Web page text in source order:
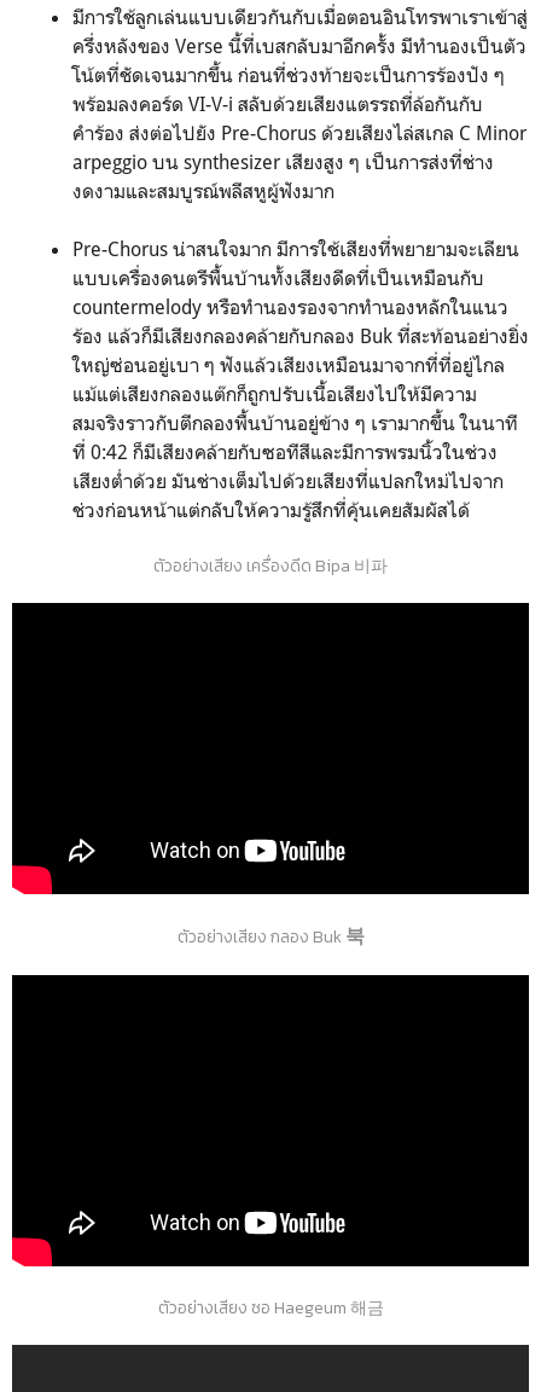
มีการใช้ลูกเล่นแบบเดียวกันกับเมื่อตอนอินโทรพาเราเข้าสู่
ครึ่งหลังของ Verse นี้ที่เบสกลับมาอีกครั้ง มีทำนองเป็นตัว
โน้ตที่ชัดเจนมากขึ้น ก่อนที่ช่วงท้ายจะเป็นการร้องปัง ๆ
พร้อมลงคอร์ด VI-V-i สลับด้วยเสียงแตรรถที่ล้อกันกับ
คำร้อง ส่งต่อไปยัง Pre-Chorus ด้วยเสียงไล่สเกล C Minor
arpeggio บน synthesizer เสียงสูง ๆ เป็นการส่งที่ช่าง
งดงามและสมบูรณ์พลีสหูผู้ฟังมาก
Pre-Chorus น่าสนใจมาก มีการใช้เสียงที่พยายามจะเลียน
แบบเครื่องดนตรีพื้นบ้านทั้งเสียงดีดที่เป็นเหมือนกับ
countermelody หรือทำนองรองจากทำนองหลักในแนว
ร้อง แล้วก็มีเสียงกลองคล้ายกับกลอง Buk ที่สะท้อนอย่างยิ่ง
ใหญ่ซ่อนอยู่เบา ๆ ฟังแล้วเสียงเหมือนมาจากที่ที่อยู่ไกล
แม้แต่เสียงกลองแต๊กก็ถูกปรับเนื้อเสียงไปให้มีความ
สมจริงราวกับตีกลองพื้นบ้านอยู่ข้าง ๆ เรามากขึ้น ในนาที
ที่ 0:42 ก็มีเสียงคล้ายกับซอทีสีและมีการพรมนิ้วในช่วง
เสียงต่ำด้วย มันช่างเต็มไปด้วยเสียงที่แปลกใหม่ไปจาก
ช่วงก่อนหน้าแต่กลับให้ความรู้สึกที่คุ้นเคยสัมผัสได้
ตัวอย่างเสียง เครื่องดีด Bipa 비파
ตัวอย่างเสียง กลอง Buk 북
ตัวอย่างเสียง ซอ Haegeum 해금